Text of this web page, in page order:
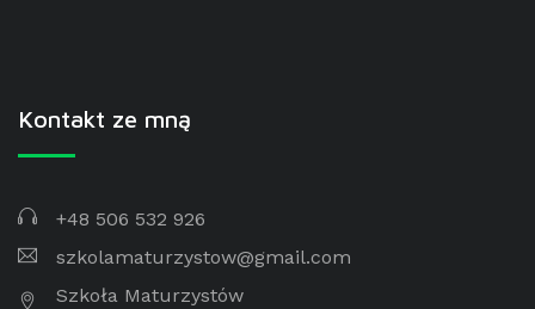
Kontakt ze mną
+48 506 532 926
szkolamaturzystow@gmail.com
Szkoła Maturzystów